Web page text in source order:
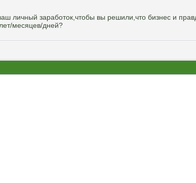
личный заработок,чтобы вы решили,что бизнес и
месяцев/дней?